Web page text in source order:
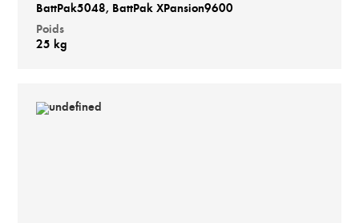
BattPak5048, BattPak XPansion9600
Poids
25 kg